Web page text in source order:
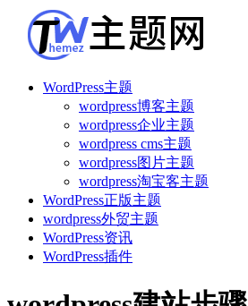
WordPress主题
wordpress博客主题
wordpress企业主题
wordpress cms主题
wordpress图片主题
wordpress淘宝客主题
WordPress正版主题
wordpress外贸主题
WordPress资讯
WordPress插件